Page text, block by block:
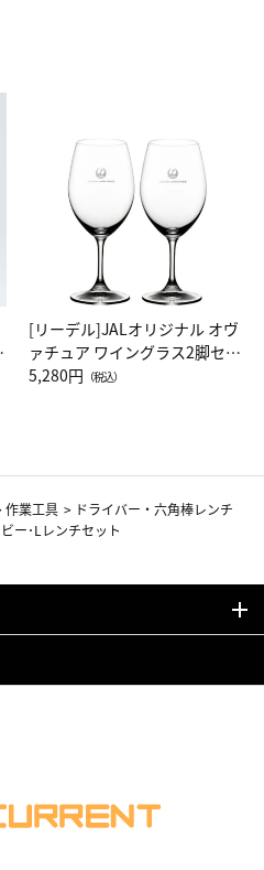
[リーデル]JALオリジナル オヴ
ァチュア ワイングラス2脚セッ
ト（レッドワイン）
5,280円 （税込）
作業工具 > ドライバー・六角棒レンチ
ー･Lレンチセット